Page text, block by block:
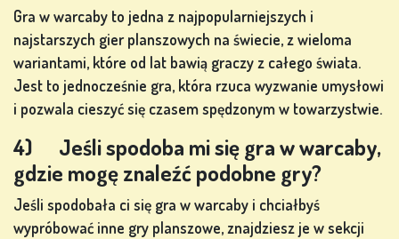
Gra w warcaby to jedna z najpopularniejszych i
najstarszych gier planszowych na świecie, z wieloma
wariantami, które od lat bawią graczy z całego świata.
Jest to jednocześnie gra, która rzuca wyzwanie umysłowi
i pozwala cieszyć się czasem spędzonym w towarzystwie.
4) Jeśli spodoba mi się gra w warcaby,
gdzie mogę znaleźć podobne gry?
Jeśli spodobała ci się gra w warcaby i chciałbyś
wypróbować inne gry planszowe, znajdziesz je w sekcji